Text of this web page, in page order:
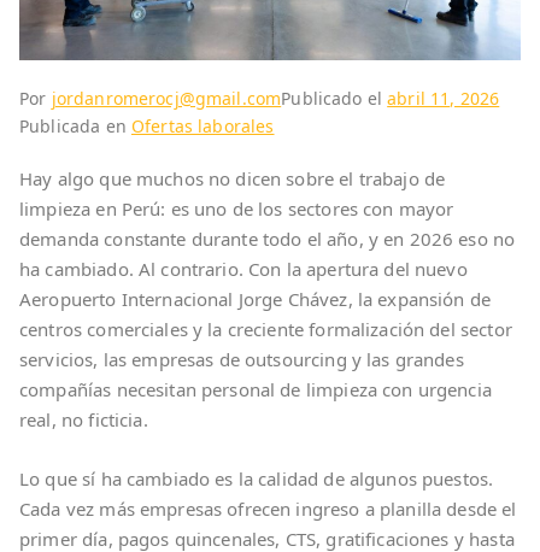
Por jordanromerocj@gmail.comPublicado elabril 11, 2026
Publicada en Ofertas laborales
Hay algo que muchos no dicen sobre el trabajo de
limpieza en Perú: es uno de los sectores con mayor
demanda constante durante todo el año, y en 2026 eso no
ha cambiado. Al contrario. Con la apertura del nuevo
Aeropuerto Internacional Jorge Chávez, la expansión de
centros comerciales y la creciente formalización del sector
servicios, las empresas de outsourcing y las grandes
compañías necesitan personal de limpieza con urgencia
real, no ficticia.
Lo que sí ha cambiado es la calidad de algunos puestos.
Cada vez más empresas ofrecen ingreso a planilla desde el
primer día, pagos quincenales, CTS, gratificaciones y hasta